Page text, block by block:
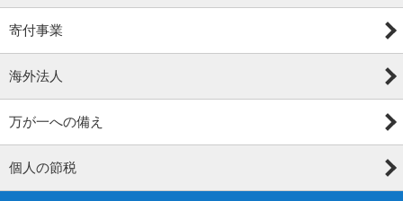
寄付事業
海外法人
万が一への備え
個人の節税